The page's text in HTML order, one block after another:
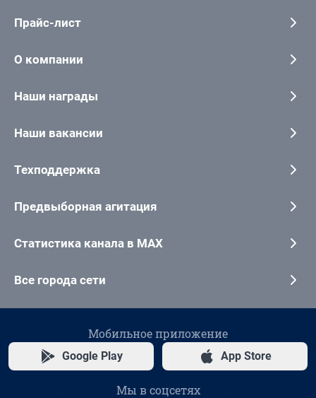
Прайс-лист
О компании
Наши награды
Наши вакансии
Техподдержка
Предвыборная агитация
Статистика канала в MAX
Все города сети
Мобильное приложение
Google Play App Store
Мы в соцсетях